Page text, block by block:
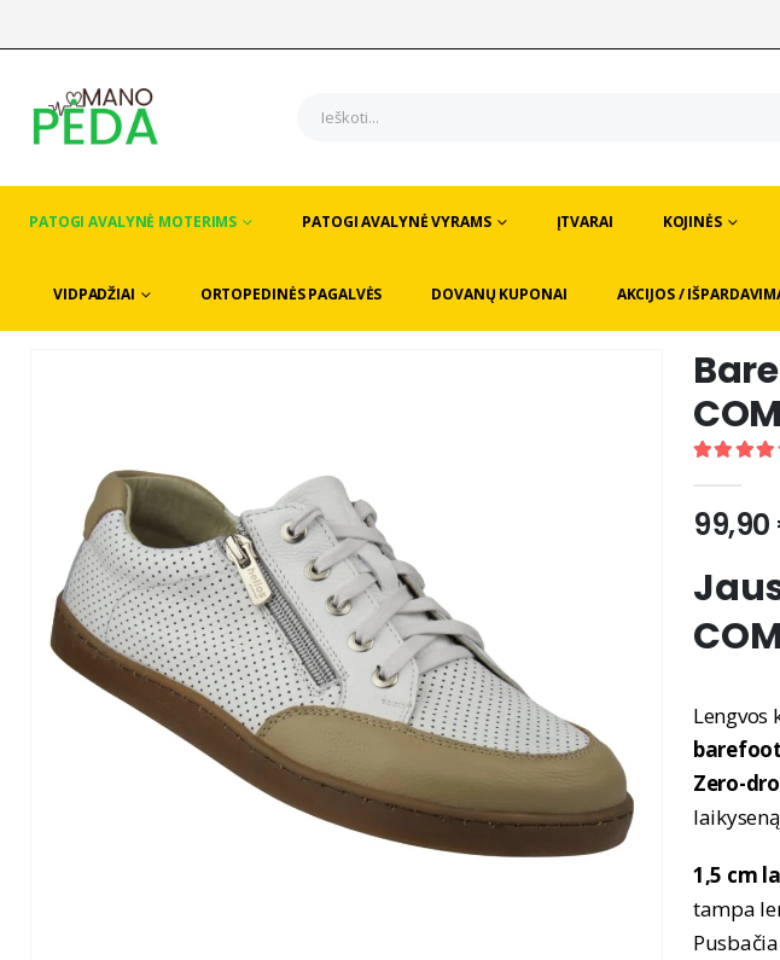
PATOGI AVALYNĖ MOTERIMS PATOGI AVALYNĖ VYRAMS ĮTVARAI KOJINĖS
VIDPADŽIAI ORTOPEDINĖS PAGALVĖS DOVANŲ KUPONAI AKCIJOS /
99,90
Zero-
1,5 cm
tampa